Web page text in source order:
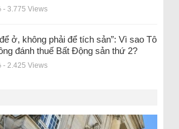
- 3.775 Views
ở, không phải để tích sản”: Vì sao Tô
đánh thuế Bất Động sản thứ 2?
- 2.425 Views